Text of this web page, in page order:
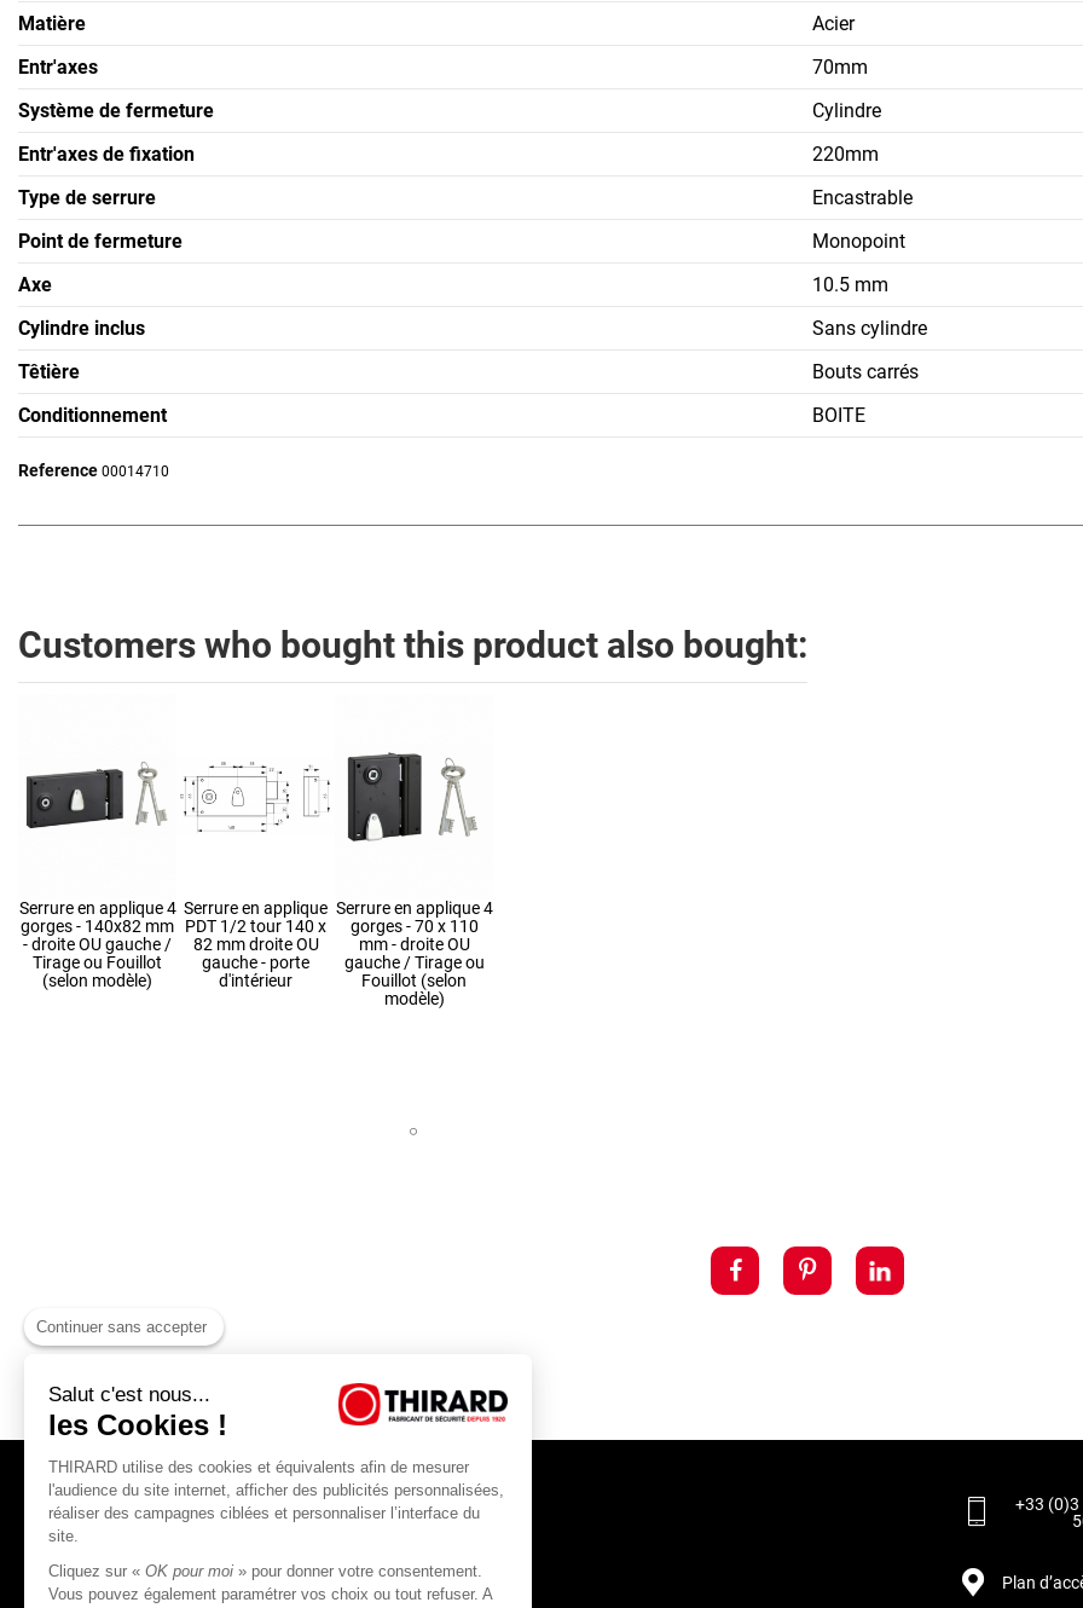
Matière
Acier
Entr'axes
70mm
Système de fermeture
Cylindre
Entr'axes de fixation
220mm
Type de serrure
Encastrable
Point de fermeture
Monopoint
Axe
10.5 mm
Cylindre inclus
Sans cylindre
Têtière
Bouts carrés
Conditionnement
BOITE
Reference 00014710
Customers who bought this product also bought:
Serrure en applique 4
gorges - 140x82 mm
- droite OU gauche /
Tirage ou Fouillot
(selon modèle)
Serrure en applique
PDT 1/2 tour 140 x
82 mm droite OU
gauche - porte
d'intérieur
Serrure en applique 4
gorges - 70 x 110
mm - droite OU
gauche / Tirage ou
Fouillot (selon
modèle)
THIRARD S.A.S
+33 (0)3
Plan
Continuer sans accepter
Salut c'est nous...
les Cookies !
THIRARD utilise des cookies et équivalents afin de mesurer
l'audience du site internet, afficher des publicités personnalisées,
réaliser des campagnes ciblées et personnaliser l’interface du
site.
Cliquez sur « OK pour moi » pour donner votre consentement.
Vous pouvez également paramétrer vos choix ou tout refuser. A